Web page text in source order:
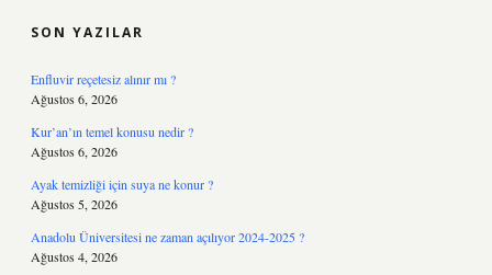
SON YAZILAR
Enfluvir reçetesiz alınır mı ?
Ağustos 6, 2026
Kur’an’ın temel konusu nedir ?
Ağustos 6, 2026
Ayak temizliği için suya ne konur ?
Ağustos 5, 2026
Anadolu Üniversitesi ne zaman açılıyor 2024-2025 ?
Ağustos 4, 2026